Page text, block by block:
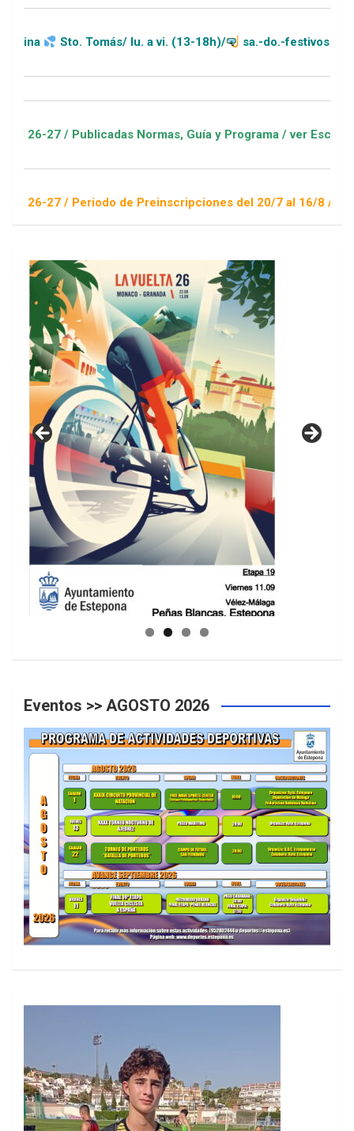
Tomás/ lu. a vi. (13-18h)/ sa.-do.-festivos (11-20h)
Publicadas Normas, Guía y Programa / ver Escuelas
Periodo de Preinscripciones del 20/7 al 16/8 / Sorteo 1 de
GUIA DE INSTALACIONES DEPORTIVAS
Eventos >> AGOSTO 2026